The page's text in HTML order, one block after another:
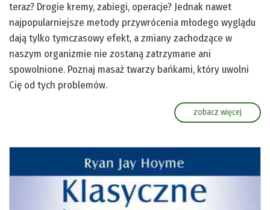
teraz? Drogie kremy, zabiegi, operacje? Jednak nawet
najpopularniejsze metody przywrócenia młodego wyglądu
dają tylko tymczasowy efekt, a zmiany zachodzące w
naszym organizmie nie zostaną zatrzymane ani
spowolnione. Poznaj masaż twarzy bańkami, który uwolni
Cię od tych problemów.
zobacz więcej